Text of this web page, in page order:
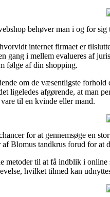
behøver man i og for
internet firmaet er
gang i mellem evalueres af
følge af din shopping.
om de væsentligste
ligeledes afgørende, at man
til en kvinde eller mand.
for at gennemsøge en
Blomus tandkrus forud for at
metoder til at få indblik i
hvilket tilmed kan